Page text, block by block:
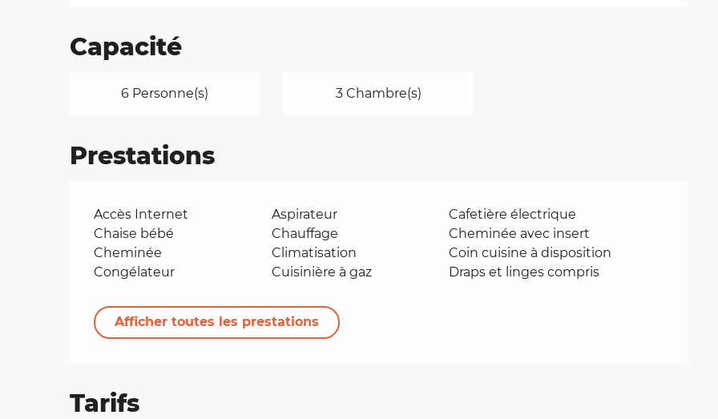
Capacité
6 Personne(s) 3 Chambre(s)
Prestations
Accès Internet Aspirateur
Cafetière électrique
Chaise bébé
Chauffage
Cheminée avec insert
Cheminée
Climatisation
Coin cuisine à disposition
Congélateur
Cuisinière à gaz Draps et linges compris
Afficher toutes les prestations
Tarifs